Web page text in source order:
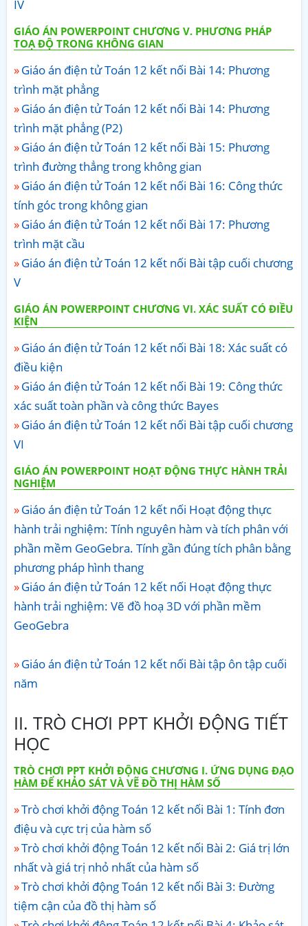
IV
GIÁO ÁN POWERPOINT CHƯƠNG V. PHƯƠNG PHÁP
TOẠ ĐỘ TRONG KHÔNG GIAN
Giáo án điện tử Toán 12 kết nối Bài 14: Phương
trình mặt phẳng
Giáo án điện tử Toán 12 kết nối Bài 14: Phương
trình mặt phẳng (P2)
Giáo án điện tử Toán 12 kết nối Bài 15: Phương
trình đường thẳng trong không gian
Giáo án điện tử Toán 12 kết nối Bài 16: Công thức
tính góc trong không gian
Giáo án điện tử Toán 12 kết nối Bài 17: Phương
trình mặt cầu
Giáo án điện tử Toán 12 kết nối Bài tập cuối chương
V
GIÁO ÁN POWERPOINT CHƯƠNG VI. XÁC SUẤT CÓ ĐIỀU
KIỆN
Giáo án điện tử Toán 12 kết nối Bài 18: Xác suất có
điều kiện
Giáo án điện tử Toán 12 kết nối Bài 19: Công thức
xác suất toàn phần và công thức Bayes
Giáo án điện tử Toán 12 kết nối Bài tập cuối chương
VI
GIÁO ÁN POWERPOINT HOẠT ĐỘNG THỰC HÀNH TRẢI
NGHIỆM
Giáo án điện tử Toán 12 kết nối Hoạt động thực
hành trải nghiệm: Tính nguyên hàm và tích phân với
phần mềm GeoGebra. Tính gần đúng tích phân bằng
phương pháp hình thang
Giáo án điện tử Toán 12 kết nối Hoạt động thực
hành trải nghiệm: Vẽ đồ hoạ 3D với phần mềm
GeoGebra
Giáo án điện tử Toán 12 kết nối Bài tập ôn tập cuối
năm
II. TRÒ CHƠI PPT KHỞI ĐỘNG TIẾT
HỌC
TRÒ CHƠI PPT KHỞI ĐỘNG CHƯƠNG I. ỨNG DỤNG ĐẠO
HÀM ĐỂ KHẢO SÁT VÀ VẼ ĐỒ THỊ HÀM SỐ
Trò chơi khởi động Toán 12 kết nối Bài 1: Tính đơn
điệu và cực trị của hàm số
Trò chơi khởi động Toán 12 kết nối Bài 2: Giá trị lớn
nhất và giá trị nhỏ nhất của hàm số
Trò chơi khởi động Toán 12 kết nối Bài 3: Đường
tiệm cận của đồ thị hàm số